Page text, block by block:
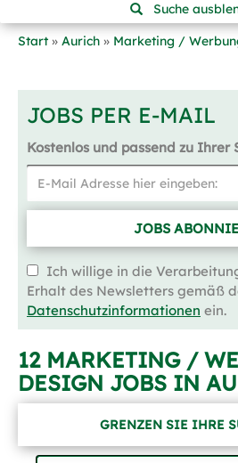
Suche
Start
Aurich
Marketing /
JOBS PER E-MAIL
Kostenlos und passend zu Ihrer
JOBS
Ich willige in die
Erhalt des Newsletters gemäß
Datenschutzinformationen ein.
12 MARKETING /
DESIGN JOBS IN
GRENZEN SIE IHRE